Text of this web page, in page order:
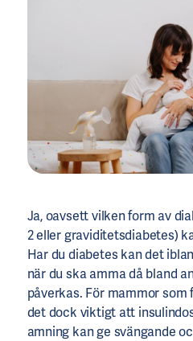
Ja, oavsett vilken form av
2 eller graviditetsdiabetes)
Har du diabetes kan det
när du ska amma då bland
påverkas. För mammor som
det dock viktigt att
amning kan ge svängande